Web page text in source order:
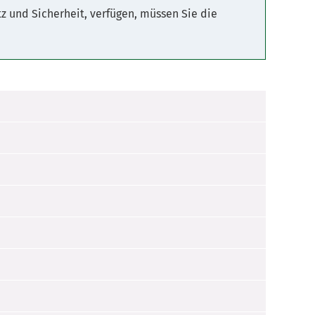
und Sicherheit, verfügen, müssen Sie die
eigenverantwortlich
an der Unterrichtung.